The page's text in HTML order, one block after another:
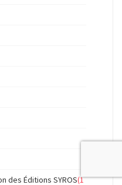
des Éditions SYROS(1